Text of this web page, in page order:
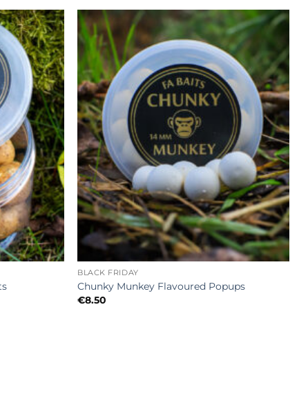
Toevoegen
aan
wenslijst
Toevoegen
aan
wenslijst
+
BLACK FRIDAY
Chunky Munkey Flavoured Popups
€8.50